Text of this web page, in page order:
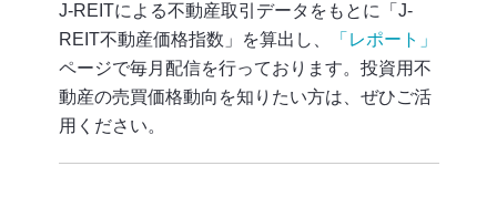
J-REITによる不動産取引データをもとに「J-
REIT不動産価格指数」を算出し、
「レポート」
ページで毎月配信を行っております。投資用不
動産の売買価格動向を知りたい方は、ぜひご活
用ください。